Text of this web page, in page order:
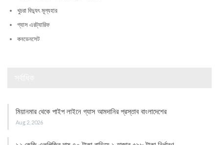
খুচরা বিদ্যুৎ মূল্যহার
গ্যাস এরট্যারিফ
কনডেনসেট
মিয়ানমার থেকে পাইপ লাইনে গ্যাস আমদানির প্রস্তাব বাংলাদেশের
Aug 2, 2026